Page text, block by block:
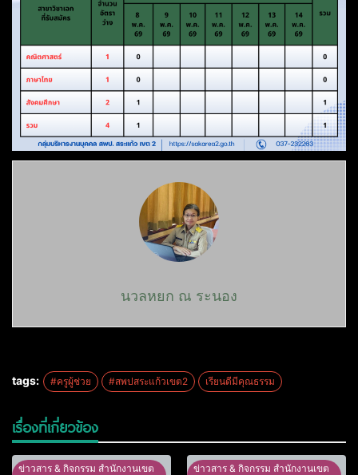
นวลหยก ณ ระนอง
tags: #ครูผู้ช่วย #สพปสระแก้วเขต2 เรียนดีมีคุณธรรม
เรื่องที่เกี่ยวข้อง
ข่าวสาร & กิจกรรม สำนักงานเขต
ข่าวสาร & กิจกรรม สำนักงานเขต